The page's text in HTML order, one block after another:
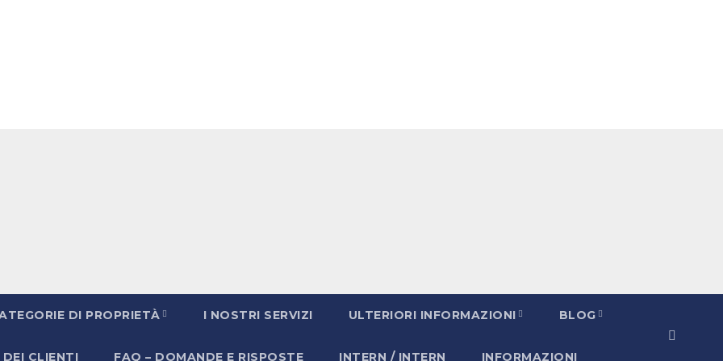
DI PROPRIETÀ I NOSTRI SERVIZI ULTERIORI INFORMAZIONI BLOG
CLIENTI FAQ – DOMANDE E RISPOSTE INTERN / INTERN INFORMAZIONI